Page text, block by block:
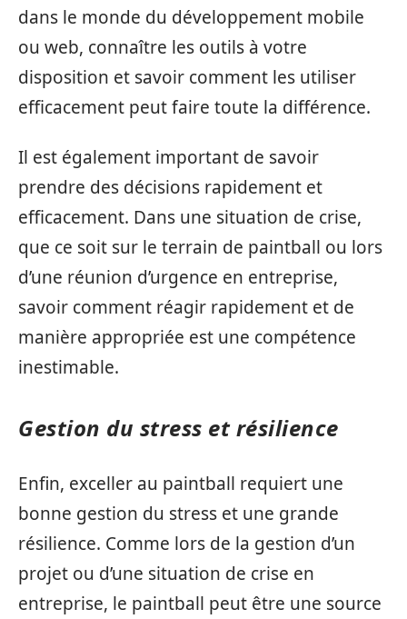
dans le monde du développement mobile
ou web, connaître les outils à votre
disposition et savoir comment les utiliser
efficacement peut faire toute la différence.
Il est également important de savoir
prendre des décisions rapidement et
efficacement. Dans une situation de crise,
que ce soit sur le terrain de paintball ou lors
d’une réunion d’urgence en entreprise,
savoir comment réagir rapidement et de
manière appropriée est une compétence
inestimable.
Gestion du stress et résilience
Enfin, exceller au paintball requiert une
bonne gestion du stress et une grande
résilience. Comme lors de la gestion d’un
projet ou d’une situation de crise en
entreprise, le paintball peut être une source